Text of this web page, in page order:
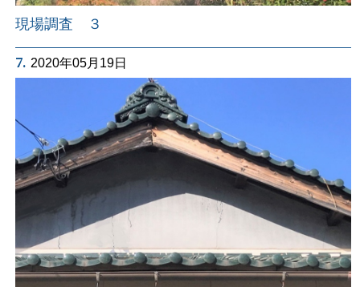
現場調査 ３
7. 2020年05月19日